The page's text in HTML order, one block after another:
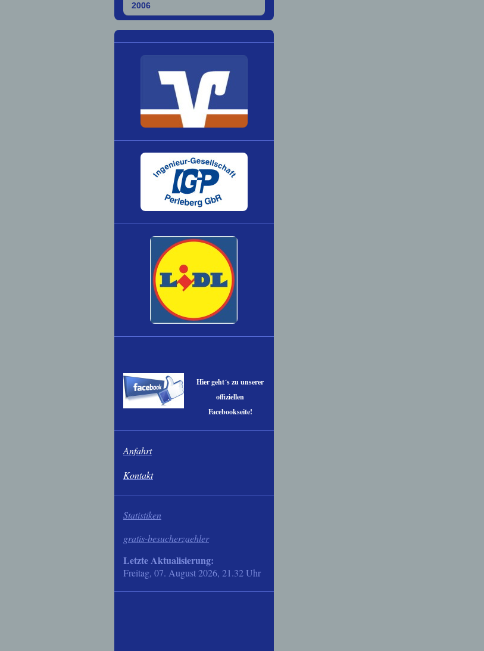
2006
Hier geht´s zu unserer
offiziellen
Facebookseite!
Anfahrt
Kontakt
Statistiken
gratis-besucherzaehler
Letzte Aktualisierung:
Freitag, 07. August 2026, 21.32 Uhr